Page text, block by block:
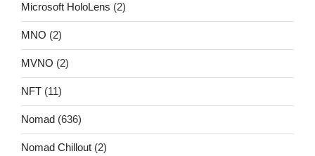
Microsoft HoloLens (2)
MNO (2)
MVNO (2)
NFT (11)
Nomad (636)
Nomad Chillout (2)